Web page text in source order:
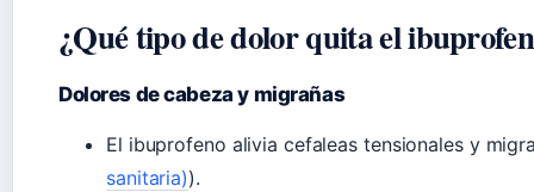
¿Qué tipo de dolor quita el
Dolores de cabeza y migrañas
El ibuprofeno alivia cefaleas tensionales y
sanitaria)).